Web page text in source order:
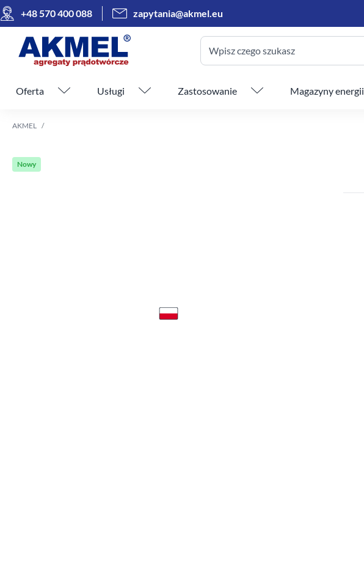
+48 570 400 088 zapytania@akmel.eu
Wpisz czego szukasz
Pomiń menu
Oferta Usługi Zastosowanie Magazyny energii
AKMEL
Nowy